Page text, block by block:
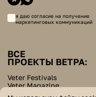
я даю согласие на получение
маркетинговых коммуникаций
ВСЕ
ПРОЕКТЫ ВЕТРА:
Veter Festivals
Veter Magazine